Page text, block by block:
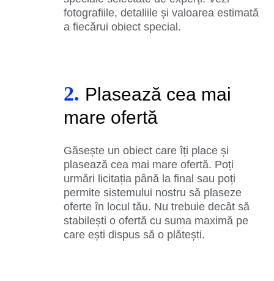
fotografiile, detaliile și valoarea estimată
a fiecărui obiect special.
2. Plasează cea mai
mare ofertă
Găsește un obiect care îți place și
plasează cea mai mare ofertă. Poți
urmări licitația până la final sau poți
permite sistemului nostru să plaseze
oferte în locul tău. Nu trebuie decât să
stabilești o ofertă cu suma maximă pe
care ești dispus să o plătești.